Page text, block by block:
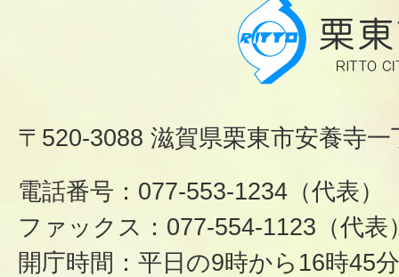
〒520-3088 滋賀県栗東市安養寺
電話番号：077-553-1234（代表）
ファックス：077-554-1123（代表
開庁時間：平日の9時から16時45分